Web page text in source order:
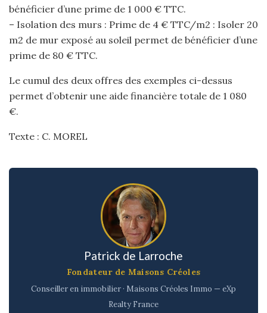
bénéficier d’une prime de 1 000 € TTC.
– Isolation des murs : Prime de 4 € TTC/m2 : Isoler 20
m2 de mur exposé au soleil permet de bénéficier d’une
prime de 80 € TTC.
Le cumul des deux offres des exemples ci-dessus
permet d’obtenir une aide financière totale de 1 080
€.
Texte : C. MOREL
Patrick de Larroche
Fondateur de Maisons Créoles
Conseiller en immobilier · Maisons Créoles Immo — eXp
Realty France